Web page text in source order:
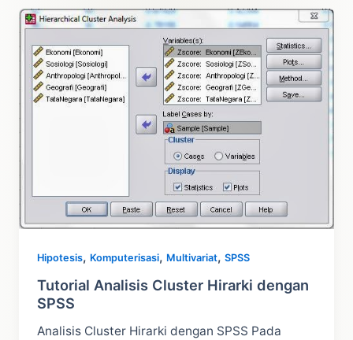
dengan
SPSS
Hipotesis, Komputerisasi, Multivariat,SPSS
Tutorial Analisis Cluster Hirarki dengan
SPSS
Analisis Cluster Hirarki dengan SPSS Pada